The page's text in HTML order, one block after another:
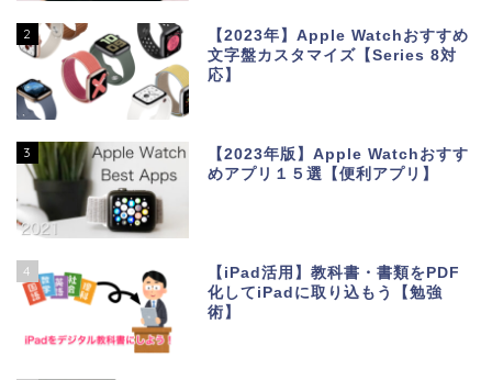
2
【2023年】Apple Watchおすすめ
文字盤カスタマイズ【Series 8対
応】
3
【2023年版】Apple Watchおすす
めアプリ１５選【便利アプリ】
4
【iPad活用】教科書・書類をPDF
化してiPadに取り込もう【勉強
術】